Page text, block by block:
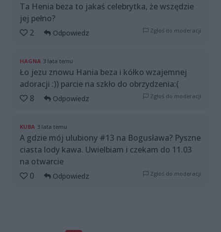
Ta Henia beza to jakaś celebrytka, że wszędzie
jej pełno?
2
Odpowiedz Zgłoś do moderacji
HAGNA 3 lata temu
Ło jezu znowu Hania beza i kółko wzajemnej
adoracji :)) parcie na szkło do obrzydzenia:(
8
Odpowiedz Zgłoś do moderacji
KUBA 3 lata temu
A gdzie mój ulubiony #13 na Bogusława? Pyszne
ciasta lody kawa. Uwielbiam i czekam do 11.03
na otwarcie
0
Odpowiedz Zgłoś do moderacji